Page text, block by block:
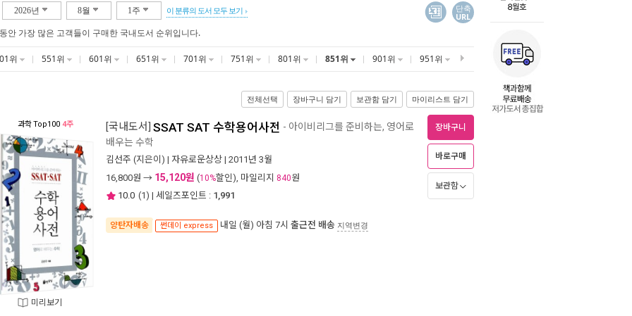
2026년 8월 1주 이 분류의 도서 모두 보기
단축
URL
안 가장 많은 고객들이 구매한 국내도서 순위입니다.
위 551위 601위 651위 701위 751위 801위 851위 901위 951위
전체선택 장바구니 담기 보관함 담기 마이리스트 담기
과학Top100 4주
미리보기
[국내도서] SSAT SAT 수학용어사전 - 아이비리그를 준비하는, 영어로
배우는 수학
김선주 (지은이) | 자유로운상상 | 2011년 3월
16,800원 → 15,120원 (10%할인), 마일리지 840원
10.0 (1) | 세일즈포인트 : 1,991
양탄자배송 썬데이 express 내일 (월) 아침 7시 출근전 배송 지역변경
장바구니
바로구매
보관함